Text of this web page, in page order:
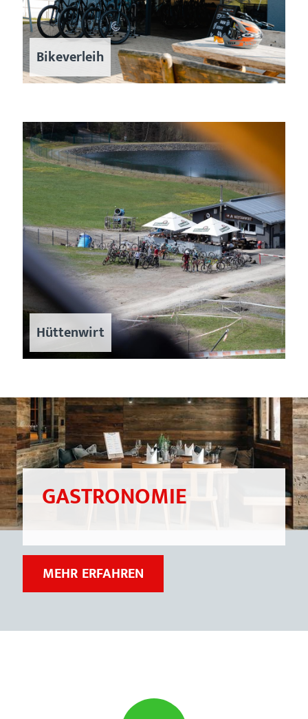
Bikeverleih
Hüttenwirt
GASTRONOMIE
MEHR ERFAHRENZU